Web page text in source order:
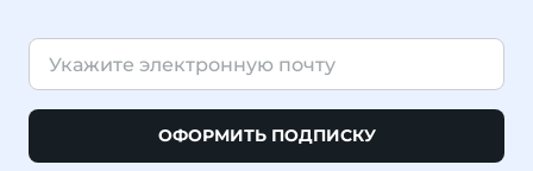
ОФОРМИТЬ ПОДПИСКУ